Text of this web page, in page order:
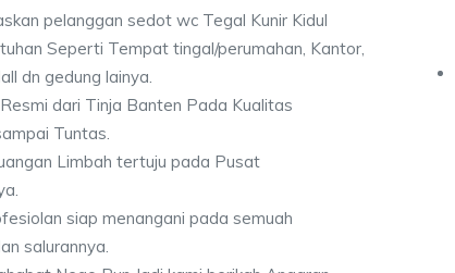
pelanggan sedot wc Tegal Kunir Kidul
Seperti Tempat tingal/perumahan, Kantor,
dn gedung lainya.
dari Tinja Banten Pada Kualitas
Tuntas.
Limbah tertuju pada Pusat
siap menangani pada semuah
salurannya.